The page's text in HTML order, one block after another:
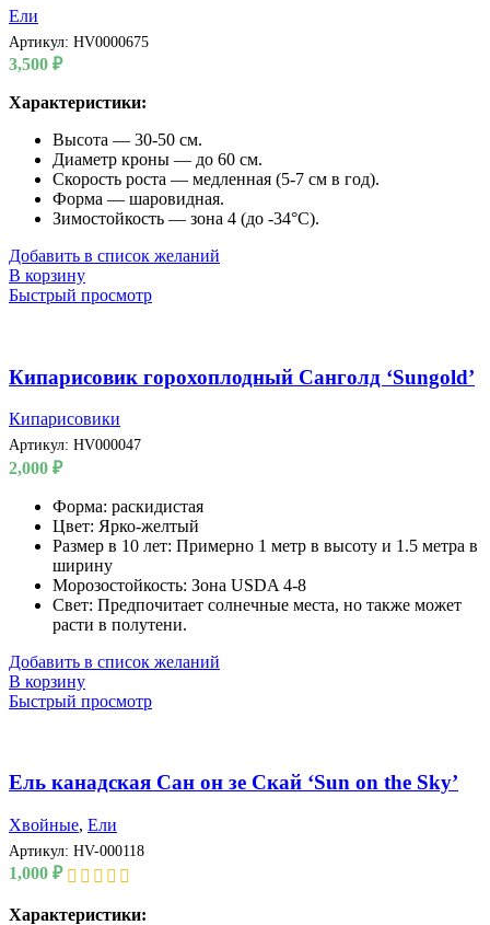
Ели
Артикул: HV0000675
3,500 ₽
Характеристики:
Высота — 30-50 см.
Диаметр кроны — до 60 см.
Скорость роста — медленная (5-7 см в год).
Форма — шаровидная.
Зимостойкость — зона 4 (до -34°C).
Добавить в список желаний
В корзину
Быстрый просмотр
Кипарисовик горохоплодный Санголд ‘Sungold’
Кипарисовики
Артикул: HV000047
2,000 ₽
Форма: раскидистая
Цвет: Ярко-желтый
Размер в 10 лет: Примерно 1 метр в высоту и 1.5 метра в
ширину
Морозостойкость: Зона USDA 4-8
Свет: Предпочитает солнечные места, но также может
расти в полутени.
Добавить в список желаний
В корзину
Быстрый просмотр
Ель канадская Сан он зе Скай ‘Sun on the Sky’
Хвойные, Ели
Артикул: HV-000118
1,000 ₽
Характеристики: